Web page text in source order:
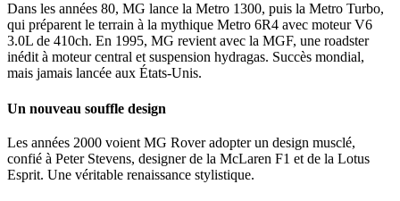
Dans les années 80, MG lance la Metro 1300, puis la Metro Turbo,
qui préparent le terrain à la mythique Metro 6R4 avec moteur V6
3.0L de 410ch. En 1995, MG revient avec la MGF, une roadster
inédit à moteur central et suspension hydragas. Succès mondial,
mais jamais lancée aux États-Unis.
Un nouveau souffle design
Les années 2000 voient MG Rover adopter un design musclé,
confié à Peter Stevens, designer de la McLaren F1 et de la Lotus
Esprit. Une véritable renaissance stylistique.